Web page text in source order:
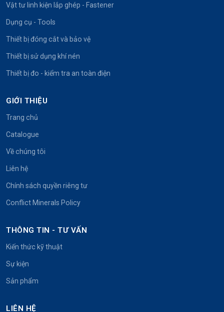
Vật tư linh kiện lắp ghép - Fastener
Dụng cụ - Tools
Thiết bị đóng cắt và bảo vệ
Thiết bị sử dụng khí nén
Thiết bị đo - kiểm tra an toàn điện
GIỚI THIỆU
Trang chủ
Catalogue
Về chúng tôi
Liên hệ
Chính sách quyền riêng tư
Conflict Minerals Policy
THÔNG TIN - TƯ VẤN
Kiến thức kỹ thuật
Sự kiện
Sản phẩm
LIÊN HỆ